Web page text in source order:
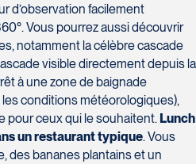
d’observation facilement
Vous pourrez aussi découvrir
notamment la célèbre cascade
visible directement depuis la
à une zone de baignade
conditions météorologiques),
pour ceux qui le souhaitent. Lunch
un restaurant typique. Vous
des bananes plantains et un
331-0363
Place